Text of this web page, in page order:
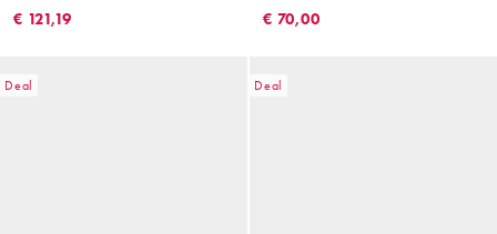
versiering in crème
€ 121,19
in crème en zwart
€ 70,00
Deal Deal